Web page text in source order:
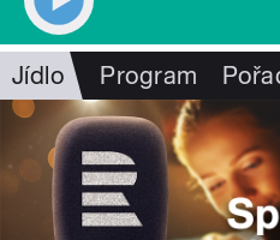
Jídlo Program